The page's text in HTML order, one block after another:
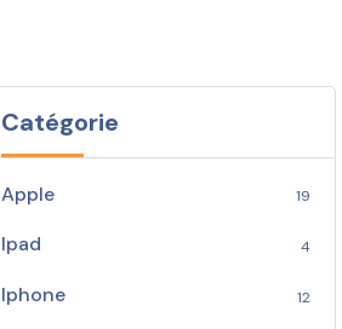
Catégorie
Apple 19
Ipad 4
Iphone 12